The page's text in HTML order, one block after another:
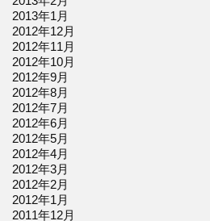
2013年1月
2012年12月
2012年11月
2012年10月
2012年9月
2012年8月
2012年7月
2012年6月
2012年5月
2012年4月
2012年3月
2012年2月
2012年1月
2011年12月